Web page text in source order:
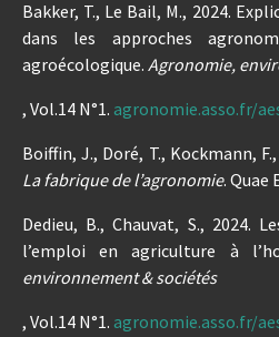
Bakker, T., Le Bail, M., 2024.
dans les approches
agroécologique. Agronomie,
, Vol.14 N°1. agronomie.asso.fr/
Boiffin, J., Doré, T., Kockmann,
La fabrique de l’agronomie. Quae
Dedieu, B., Chauvat, S., 2024.
l’emploi en agriculture à
environnement & sociétés
, Vol.14 N°1. agronomie.asso.fr/